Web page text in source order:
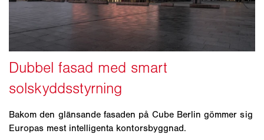
Bakom den glänsande fasaden på Cube Berlin gömmer sig
Europas mest intelligenta kontorsbyggnad.